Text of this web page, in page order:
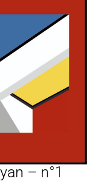
– n°1